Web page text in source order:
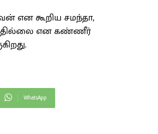
என கூறிய சமந்தா,
என கண்ணீர்
WhatsApp